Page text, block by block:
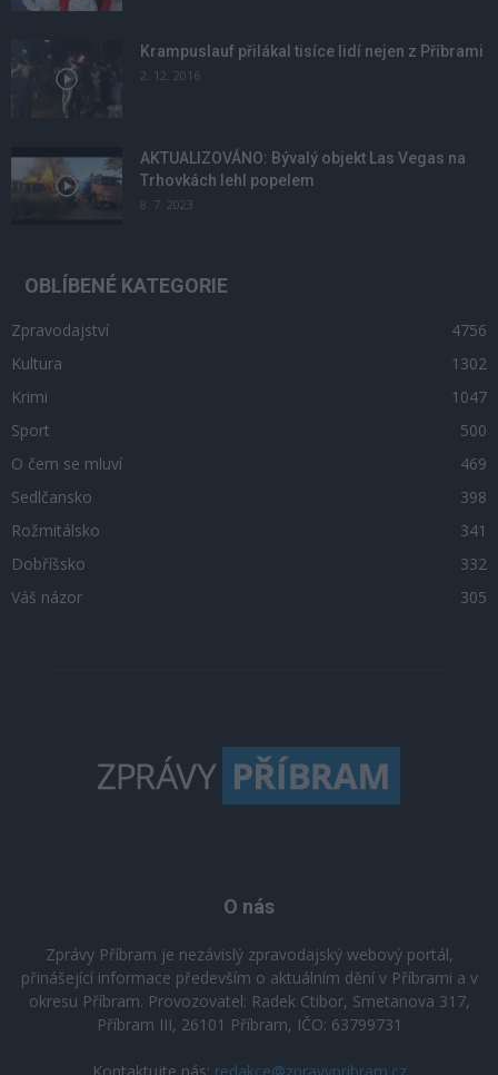
Krampuslauf přilákal tisíce lidí nejen z Příbrami
2. 12. 2016
AKTUALIZOVÁNO: Bývalý objekt Las Vegas na
Trhovkách lehl popelem
8. 7. 2023
OBLÍBENÉ KATEGORIE
Zpravodajství
4756
Kultura
1302
Krimi
1047
Sport
500
O čem se mluví
469
Sedlčansko
398
Rožmitálsko
341
Dobříšsko
332
Váš názor
305
O nás
Zprávy Příbram je nezávislý zpravodajský webový portál,
přinášející informace především o aktuálním dění v Příbrami a v
okresu Příbram. Provozovatel: Radek Ctibor, Smetanova 317,
Příbram III, 26101 Příbram, IČO: 63799731